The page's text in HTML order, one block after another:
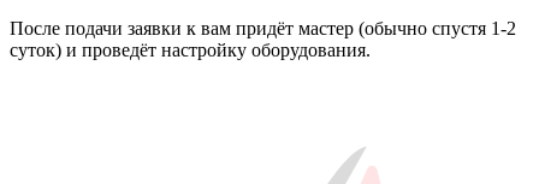
После подачи заявки к вам придёт мастер (обычно спустя 1-2
суток) и проведёт настройку оборудования.